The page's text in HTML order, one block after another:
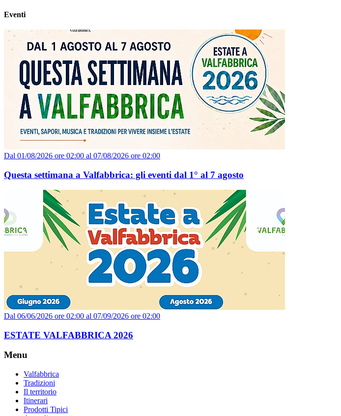
Eventi
Dal 01/08/2026 ore 02:00 al 07/08/2026 ore 02:00
Questa settimana a Valfabbrica: gli eventi dal 1° al 7 agosto
Dal 06/06/2026 ore 02:00 al 07/09/2026 ore 02:00
ESTATE VALFABBRICA 2026
Menu
Valfabbrica
Tradizioni
Il territorio
Itinerari
Prodotti Tipici